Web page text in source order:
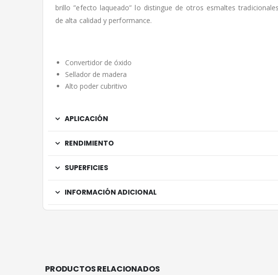
brillo ”efecto laqueado” lo distingue de otros esmaltes
de alta calidad y performance.
Convertidor de óxido
Sellador de madera
Alto poder cubritivo
APLICACIÓN
RENDIMIENTO
SUPERFICIES
INFORMACIÓN ADICIONAL
PRODUCTOS RELACIONADOS